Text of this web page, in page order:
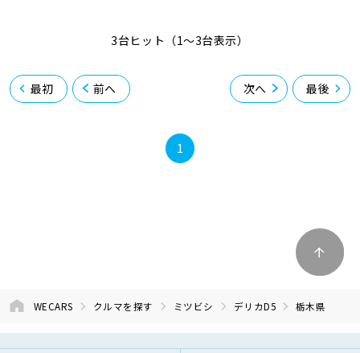
3台ヒット（1〜3台表示）
最初 前へ
1
次へ 最後
WECARS クルマを探す ミツビシ デリカD5 栃木県